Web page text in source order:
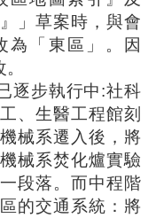
」草案時，與會
為「東區」。因
逐步執行中:社科
、生醫工程館刻
械系遷入後，將
械系焚化爐實驗
段落。而中程階
的交通系統：將